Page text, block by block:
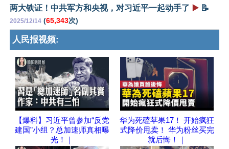
两大铁证！中共军方和央视，对习近平一起动手了 ▶️ 📝
2025/12/14 (65,343次)
人民报视频:
【爆料】习近平曾参加“反党
建国”小组？总加速师真相曝
光！｜
华为死磕苹果17！ 开始疯狂
式降价甩卖！ 华为粉丝买完
就后悔！｜